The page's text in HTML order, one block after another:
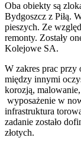
Oba obiekty są
Bydgoszcz z Piłą.
pieszych. Ze
remonty. Zostały
Kolejowe SA.
W zakres prac przy
między innymi
korozją,
wyposażenie w
infrastruktura
zadanie zostało
złotych.